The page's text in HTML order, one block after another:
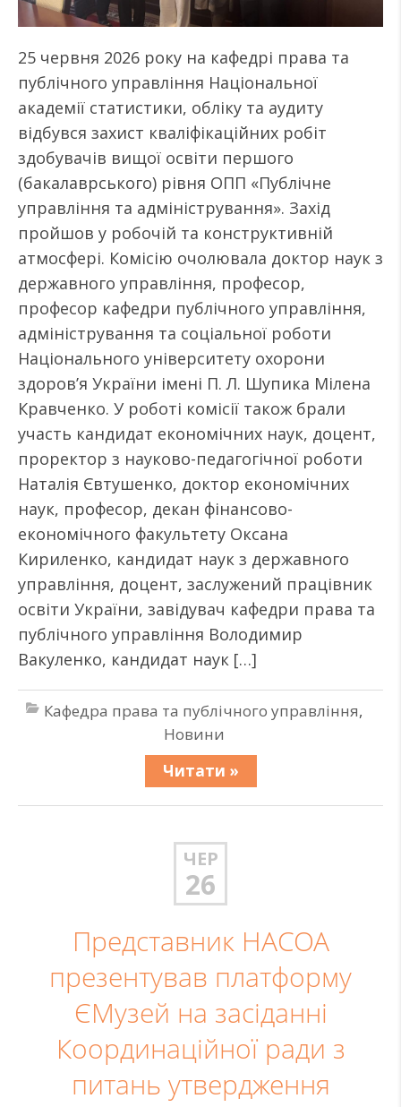
25 червня 2026 року на кафедрі права та
публічного управління Національної
академії статистики, обліку та аудиту
відбувся захист кваліфікаційних робіт
здобувачів вищої освіти першого
(бакалаврського) рівня ОПП «Публічне
управління та адміністрування». Захід
пройшов у робочій та конструктивній
атмосфері. Комісію очолювала доктор наук з
державного управління, професор,
професор кафедри публічного управління,
адміністрування та соціальної роботи
Національного університету охорони
здоров’я України імені П. Л. Шупика Мілена
Кравченко. У роботі комісії також брали
участь кандидат економічних наук, доцент,
проректор з науково-педагогічної роботи
Наталія Євтушенко, доктор економічних
наук, професор, декан фінансово-
економічного факультету Оксана
Кириленко, кандидат наук з державного
управління, доцент, заслужений працівник
освіти України, завідувач кафедри права та
публічного управління Володимир
Вакуленко, кандидат наук […]
Кафедра права та публічного управління,
Новини
Читати »
ЧЕР
26
Представник НАСОА
презентував платформу
ЄМузей на засіданні
Координаційної ради з
питань утвердження